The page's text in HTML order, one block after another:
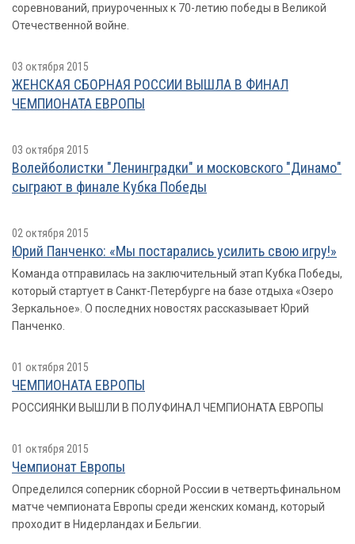
соревнований, приуроченных к 70-летию победы в Великой
Отечественной войне.
03 октября 2015
ЖЕНСКАЯ СБОРНАЯ РОССИИ ВЫШЛА В ФИНАЛ
ЧЕМПИОНАТА ЕВРОПЫ
03 октября 2015
Волейболистки "Ленинградки" и московского "Динамо"
сыграют в финале Кубка Победы
02 октября 2015
Юрий Панченко: «Мы постарались усилить свою игру!»
Команда отправилась на заключительный этап Кубка Победы,
который стартует в Санкт-Петербурге на базе отдыха «Озеро
Зеркальное». О последних новостях рассказывает Юрий
Панченко.
01 октября 2015
ЧЕМПИОНАТА ЕВРОПЫ
РОССИЯНКИ ВЫШЛИ В ПОЛУФИНАЛ ЧЕМПИОНАТА ЕВРОПЫ
01 октября 2015
Чемпионат Европы
Определился соперник сборной России в четвертьфинальном
матче чемпионата Европы среди женских команд, который
проходит в Нидерландах и Бельгии.